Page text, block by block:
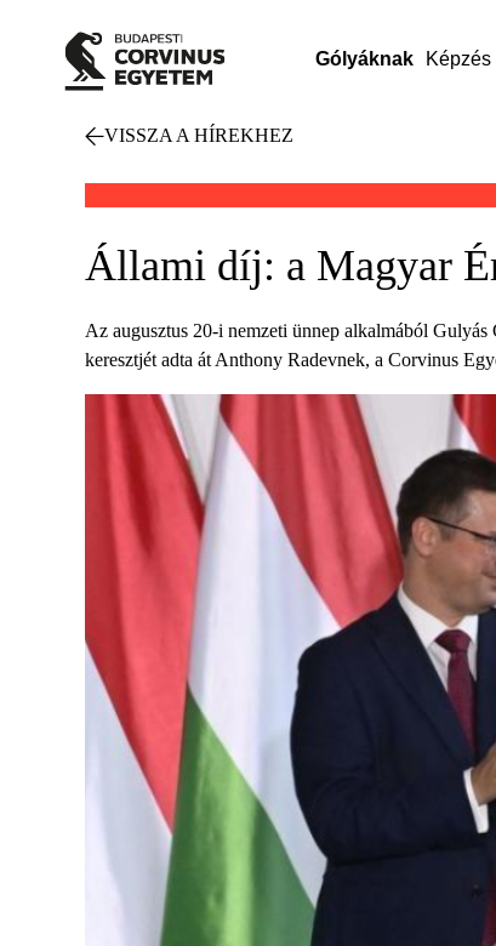
Gólyáknak Képzés
VISSZA A HÍREKHEZ
Állami díj: a Magyar
Az augusztus 20-i nemzeti ünnep alkalmából
keresztjét adta át Anthony Radevnek, a Corvinus